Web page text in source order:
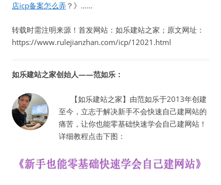
店icp备案怎么弄 ？》……
转载时需注明来源！首发网站：如乐建站之家；原文网址：
https://www.rulejianzhan.com/icp/12021.html
如乐建站之家创始人——范如乐：
【如乐建站之家】由范如乐于2013年创建
至今，立志于解决新手不会快速自己建网站的
痛苦，让你也能零基础快速学会自己建网站！
详细教程点击下图：